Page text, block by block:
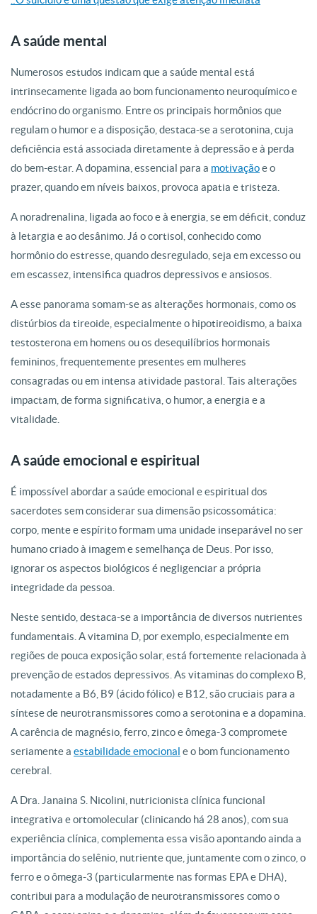
A saúde mental
Numerosos estudos indicam que a saúde mental está
intrinsecamente ligada ao bom funcionamento neuroquímico e
endócrino do organismo. Entre os principais hormônios que
regulam o humor e a disposição, destaca-se a serotonina, cuja
deficiência está associada diretamente à depressão e à perda
do bem-estar. A dopamina, essencial para a motivaçãoe o
prazer, quando em níveis baixos, provoca apatia e tristeza.
A noradrenalina, ligada ao foco e à energia, se em déficit, conduz
à letargia e ao desânimo. Já o cortisol, conhecido como
hormônio do estresse, quando desregulado, seja em excesso ou
em escassez, intensifica quadros depressivos e ansiosos.
A esse panorama somam-se as alterações hormonais, como os
distúrbios da tireoide, especialmente o hipotireoidismo, a baixa
testosterona em homens ou os desequilíbrios hormonais
femininos, frequentemente presentes em mulheres
consagradas ou em intensa atividade pastoral. Tais alterações
impactam, de forma significativa, o humor, a energia e a
vitalidade.
A saúde emocional e espiritual
É impossível abordar a saúde emocional e espiritual dos
sacerdotes sem considerar sua dimensão psicossomática:
corpo, mente e espírito formam uma unidade inseparável no ser
humano criado à imagem e semelhança de Deus. Por isso,
ignorar os aspectos biológicos é negligenciar a própria
integridade da pessoa.
Neste sentido, destaca-se a importância de diversos nutrientes
fundamentais. A vitamina D, por exemplo, especialmente em
regiões de pouca exposição solar, está fortemente relacionada à
prevenção de estados depressivos. As vitaminas do complexo B,
notadamente a B6, B9 (ácido fólico) e B12, são cruciais para a
síntese de neurotransmissores como a serotonina e a dopamina.
A carência de magnésio, ferro, zinco e ômega-3 compromete
seriamente a estabilidade emocional e o bom funcionamento
cerebral.
A Dra. Janaina S. Nicolini, nutricionista clínica funcional
integrativa e ortomolecular (clinicando há 28 anos), com sua
experiência clínica, complementa essa visão apontando ainda a
importância do selênio, nutriente que, juntamente com o zinco, o
ferro e o ômega-3 (particularmente nas formas EPA e DHA),
contribui para a modulação de neurotransmissores como o